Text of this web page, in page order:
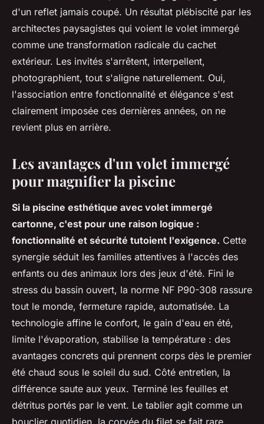
d'un reflet jamais coupé. Un résultat plébiscité par les
architectes paysagistes qui voient le volet immergé
comme une transformation radicale du cachet
extérieur. Les invités s'arrêtent, interpellent,
photographient, tout s'aligne naturellement. Oui,
l'association entre fonctionnalité et élégance s'est
clairement imposée ces dernières années, on ne
revient plus en arrière.
Les avantages d'un volet immergé
pour magnifier la piscine
Si la piscine esthétique avec volet immergé
cartonne, c'est pour une raison logique :
fonctionnalité et sécurité tutoient l'exigence. Cette
synergie séduit les familles attentives à l'accès des
enfants ou des animaux lors des jeux d'été. Fini le
stress du bassin ouvert, la norme NF P90-308 rassure
tout le monde, fermeture rapide, automatisée. La
technologie affine le confort, le gain d'eau en été,
limite l'évaporation, stabilise la température : des
avantages concrets qui prennent corps dès le premier
été chaud sous le soleil du sud. Côté entretien, la
différence saute aux yeux. Terminé les feuilles et
détritus portés par le vent. Le tablier agit comme un
bouclier quotidien, la corvée du filet se fait rare.